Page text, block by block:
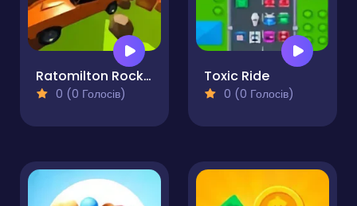
Ratomilton Rocket Car
0 (0 Голосів)
Toxic Ride
0 (0 Голосів)